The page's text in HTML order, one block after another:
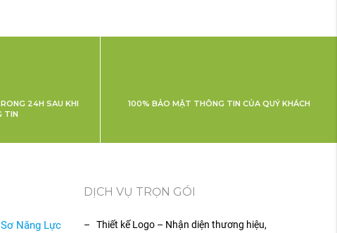
24H SAU KHI
TIN
100% BẢO MẬT THÔNG TIN CỦA QUÝ KHÁCH
Năng Lực
DỊCH VỤ TRỌN GÓI
– Thiết kế Logo – Nhận diện thương hiệu,